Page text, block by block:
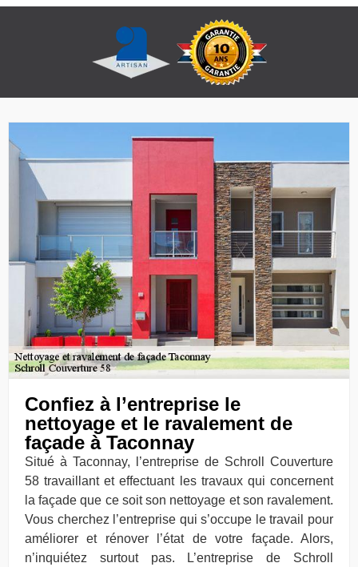
Confiez à l’entreprise le
nettoyage et le ravalement de
façade à Taconnay
Situé à Taconnay, l’entreprise de Schroll Couverture
58 travaillant et effectuant les travaux qui concernent
la façade que ce soit son nettoyage et son ravalement.
Vous cherchez l’entreprise qui s’occupe le travail pour
améliorer et rénover l’état de votre façade. Alors,
n’inquiétez surtout pas. L’entreprise de Schroll